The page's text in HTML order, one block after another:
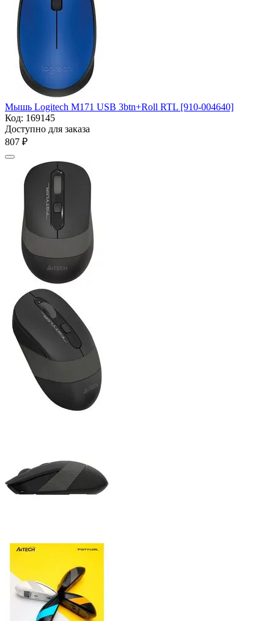
Мышь Logitech M171 USB 3btn+Roll RTL [910-004640]
Код: 169145
Доступно для заказа
‍807‍ ₽